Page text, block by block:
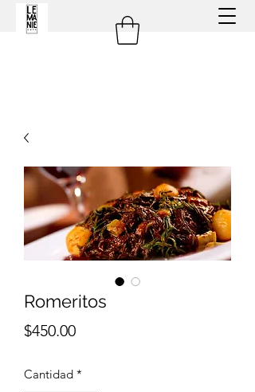
Romeritos
$450.00Precio
Cantidad *